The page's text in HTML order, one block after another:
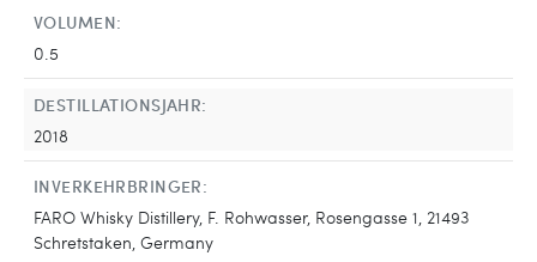
VOLUMEN:
0.5
DESTILLATIONSJAHR:
2018
INVERKEHRBRINGER:
FARO Whisky Distillery, F. Rohwasser, Rosengasse 1, 21493
Schretstaken, Germany